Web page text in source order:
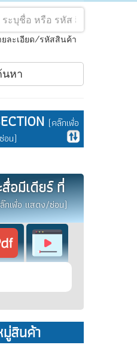
ละเอียด/รหัสสินค้า
นหา
(คลิ๊กเพื่อ
อน)
อมีเดียร์ ที่
กเพื่อ แสดง/ซ่อน)
สินค้า